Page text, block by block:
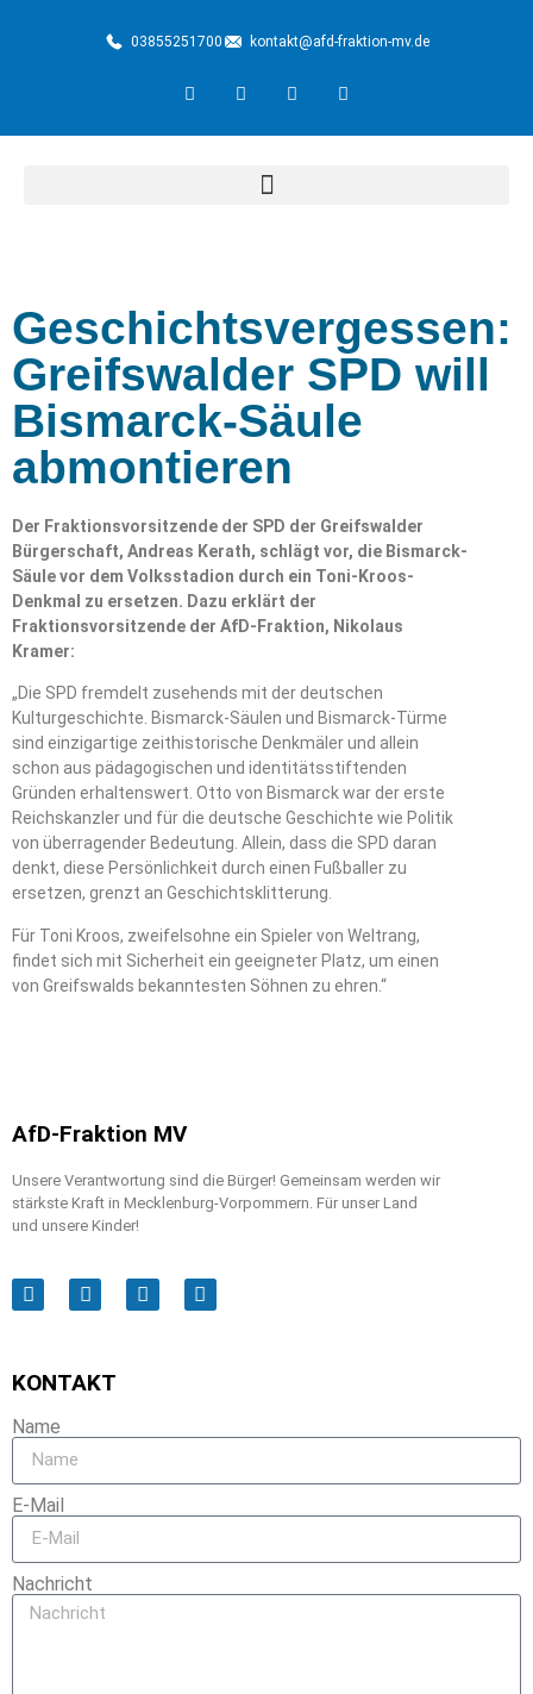
03855251700 kontakt@afd-fraktion-mv.de
Geschichtsvergessen:
Greifswalder SPD will
Bismarck-Säule
abmontieren
Der Fraktionsvorsitzende der SPD der Greifswalder
Bürgerschaft, Andreas Kerath, schlägt vor, die Bismarck-
Säule vor dem Volksstadion durch ein Toni-Kroos-
Denkmal zu ersetzen. Dazu erklärt der
Fraktionsvorsitzende der AfD-Fraktion, Nikolaus
Kramer:
„Die SPD fremdelt zusehends mit der deutschen
Kulturgeschichte. Bismarck-Säulen und Bismarck-Türme
sind einzigartige zeithistorische Denkmäler und allein
schon aus pädagogischen und identitätsstiftenden
Gründen erhaltenswert. Otto von Bismarck war der erste
Reichskanzler und für die deutsche Geschichte wie Politik
von überragender Bedeutung. Allein, dass die SPD daran
denkt, diese Persönlichkeit durch einen Fußballer zu
ersetzen, grenzt an Geschichtsklitterung.
Für Toni Kroos, zweifelsohne ein Spieler von Weltrang,
findet sich mit Sicherheit ein geeigneter Platz, um einen
von Greifswalds bekanntesten Söhnen zu ehren.“
AfD-Fraktion MV
Unsere Verantwortung sind die Bürger! Gemeinsam werden wir
stärkste Kraft in Mecklenburg-Vorpommern. Für unser Land
und unsere Kinder!
KONTAKT
Name
E-Mail
Nachricht